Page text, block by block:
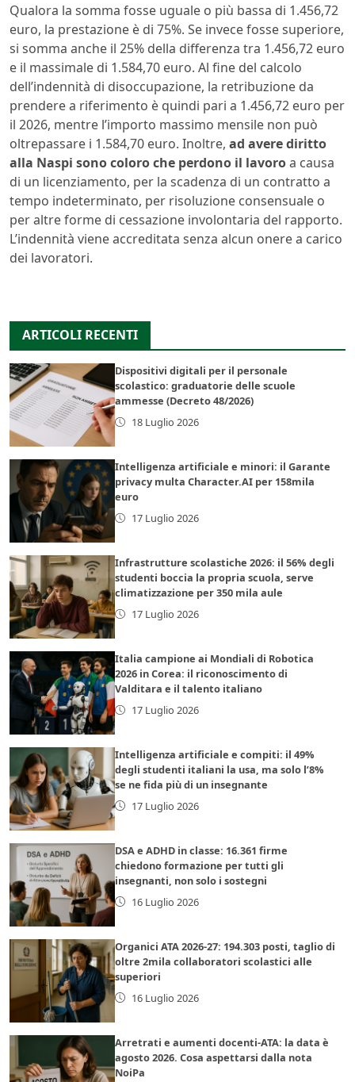
Qualora la somma fosse uguale o più bassa di 1.456,72
euro, la prestazione è di 75%. Se invece fosse superiore,
si somma anche il 25% della differenza tra 1.456,72 euro
e il massimale di 1.584,70 euro. Al fine del calcolo
dell’indennità di disoccupazione, la retribuzione da
prendere a riferimento è quindi pari a 1.456,72 euro per
il 2026, mentre l’importo massimo mensile non può
oltrepassare i 1.584,70 euro. Inoltre, ad avere diritto
alla Naspi sono coloro che perdono il lavoroa causa
di un licenziamento, per la scadenza di un contratto a
tempo indeterminato, per risoluzione consensuale o
per altre forme di cessazione involontaria del rapporto.
L’indennità viene accreditata senza alcun onere a carico
dei lavoratori.
ARTICOLI RECENTI
Dispositivi digitali per il personale
scolastico: graduatorie delle scuole
ammesse (Decreto 48/2026)
18 Luglio 2026
Intelligenza artificiale e minori: il Garante
privacy multa Character.AI per 158mila
euro
17 Luglio 2026
Infrastrutture scolastiche 2026: il 56% degli
studenti boccia la propria scuola, serve
climatizzazione per 350 mila aule
17 Luglio 2026
Italia campione ai Mondiali di Robotica
2026 in Corea: il riconoscimento di
Valditara e il talento italiano
17 Luglio 2026
Intelligenza artificiale e compiti: il 49%
degli studenti italiani la usa, ma solo l’8%
se ne fida più di un insegnante
17 Luglio 2026
DSA e ADHD in classe: 16.361 firme
chiedono formazione per tutti gli
insegnanti, non solo i sostegni
16 Luglio 2026
Organici ATA 2026-27: 194.303 posti, taglio di
oltre 2mila collaboratori scolastici alle
superiori
16 Luglio 2026
Arretrati e aumenti docenti-ATA: la data è
agosto 2026. Cosa aspettarsi dalla nota
NoiPa